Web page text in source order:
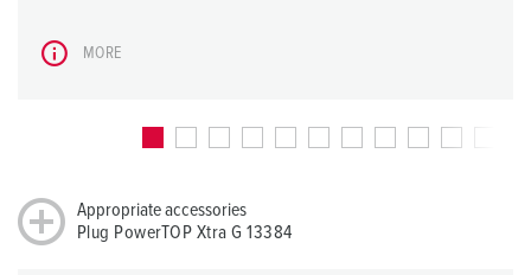
MORE
Appropriate accessories
Plug PowerTOP Xtra G 13384